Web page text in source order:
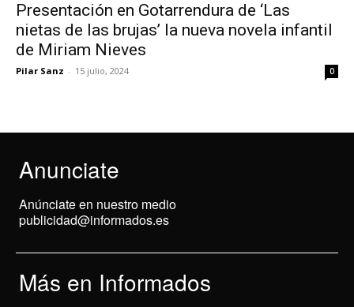
Presentación en Gotarrendura de ‘Las
nietas de las brujas’ la nueva novela infantil
de Miriam Nieves
Pilar Sanz - 15 julio, 2024 0
Anunciate
Anúnciate en nuestro medio
publicidad@informados.es
Más en Informados